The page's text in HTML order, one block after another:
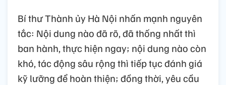
Bí thư Thành ủy Hà Nội nhấn mạnh nguyên
tắc: Nội dung nào đã rõ, đã thống nhất thì
ban hành, thực hiện ngay; nội dung nào còn
khó, tác động sâu rộng thì tiếp tục đánh giá
kỹ lưỡng để hoàn thiện; đồng thời, yêu cầu